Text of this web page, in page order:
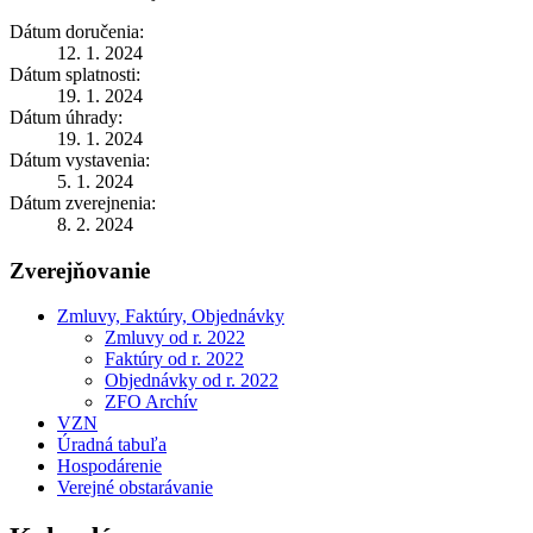
Dátum doručenia:
12. 1. 2024
Dátum splatnosti:
19. 1. 2024
Dátum úhrady:
19. 1. 2024
Dátum vystavenia:
5. 1. 2024
Dátum zverejnenia:
8. 2. 2024
Zverejňovanie
Zmluvy, Faktúry, Objednávky
Zmluvy od r. 2022
Faktúry od r. 2022
Objednávky od r. 2022
ZFO Archív
VZN
Úradná tabuľa
Hospodárenie
Verejné obstarávanie